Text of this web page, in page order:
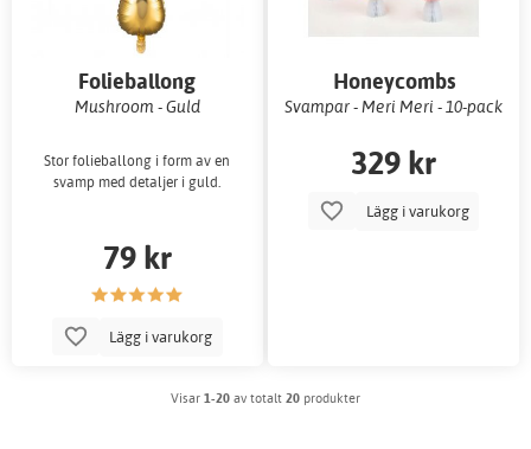
Folieballong
Mushroom - Guld
Stor folieballong i form av en
svamp med detaljer i guld.
79 kr
Lägg i varukorg
Honeycombs
Svampar - Meri Meri - 10-pack
329 kr
Lägg i varukorg
Visar 1-20 av totalt 20 produkter